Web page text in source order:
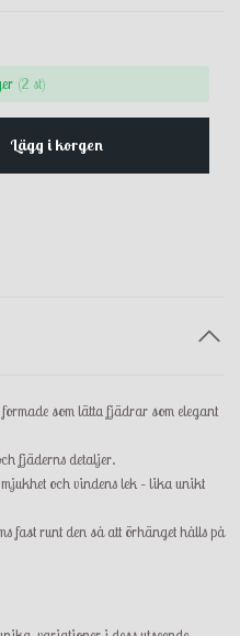
(2 st)
Lägg i korgen
som lätta fjädrar som elegant
fjäderns detaljer.
och vindens lek – lika unikt
fast runt den så att örhänget hålls på